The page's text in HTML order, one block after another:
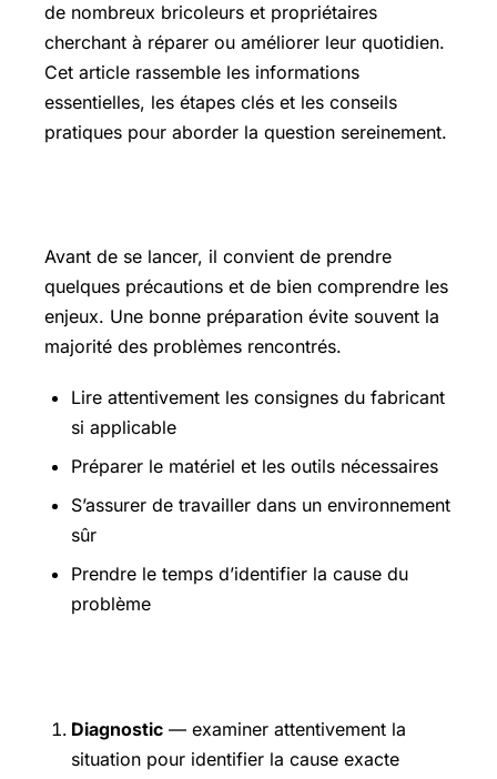
de nombreux bricoleurs et propriétaires
cherchant à réparer ou améliorer leur quotidien.
Cet article rassemble les informations
essentielles, les étapes clés et les conseils
pratiques pour aborder la question sereinement.
Avant de se lancer, il convient de prendre
quelques précautions et de bien comprendre les
enjeux. Une bonne préparation évite souvent la
majorité des problèmes rencontrés.
Lire attentivement les consignes du fabricant
si applicable
Préparer le matériel et les outils nécessaires
S’assurer de travailler dans un environnement
sûr
Prendre le temps d’identifier la cause du
problème
Diagnostic — examiner attentivement la
situation pour identifier la cause exacte